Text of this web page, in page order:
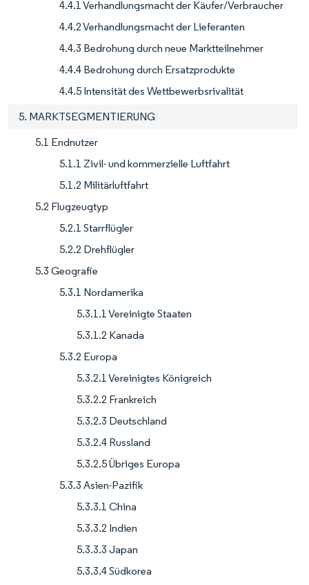
4.4.1 Verhandlungsmacht der Käufer/Verbraucher
4.4.2 Verhandlungsmacht der Lieferanten
4.4.3 Bedrohung durch neue Marktteilnehmer
4.4.4 Bedrohung durch Ersatzprodukte
4.4.5 Intensität des Wettbewerbsrivalität
5. MARKTSEGMENTIERUNG
5.1 Endnutzer
5.1.1 Zivil- und kommerzielle Luftfahrt
5.1.2 Militärluftfahrt
5.2 Flugzeugtyp
5.2.1 Starrflügler
5.2.2 Drehflügler
5.3 Geografie
5.3.1 Nordamerika
5.3.1.1 Vereinigte Staaten
5.3.1.2 Kanada
5.3.2 Europa
5.3.2.1 Vereinigtes Königreich
5.3.2.2 Frankreich
5.3.2.3 Deutschland
5.3.2.4 Russland
5.3.2.5 Übriges Europa
5.3.3 Asien-Pazifik
5.3.3.1 China
5.3.3.2 Indien
5.3.3.3 Japan
5.3.3.4 Südkorea